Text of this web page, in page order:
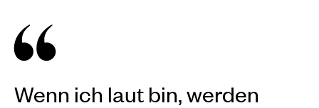
Wenn ich laut bin, werden